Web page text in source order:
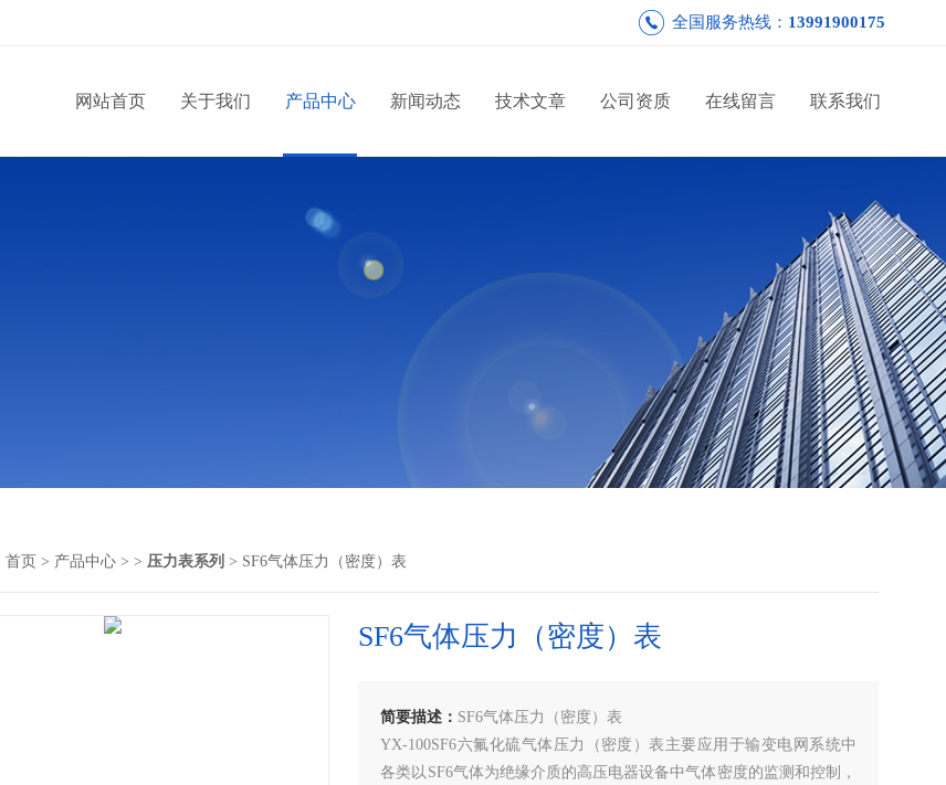
全国服务热线： 13991900175
网站首页 关于我们 产品中心 新闻动态 技术文章 公司资质 在线留言 联系我们
首页 > 产品中心 > > 压力表系列 > SF6气体压力（密度）表
SF6气体压力（密度）表
简要描述： SF6气体压力（密度）表
YX-100SF6六氟化硫气体压力（密度）表主要应用于输变电网系统中
各类以SF6气体为绝缘介质的高压电器设备中气体密度的监测和控制，